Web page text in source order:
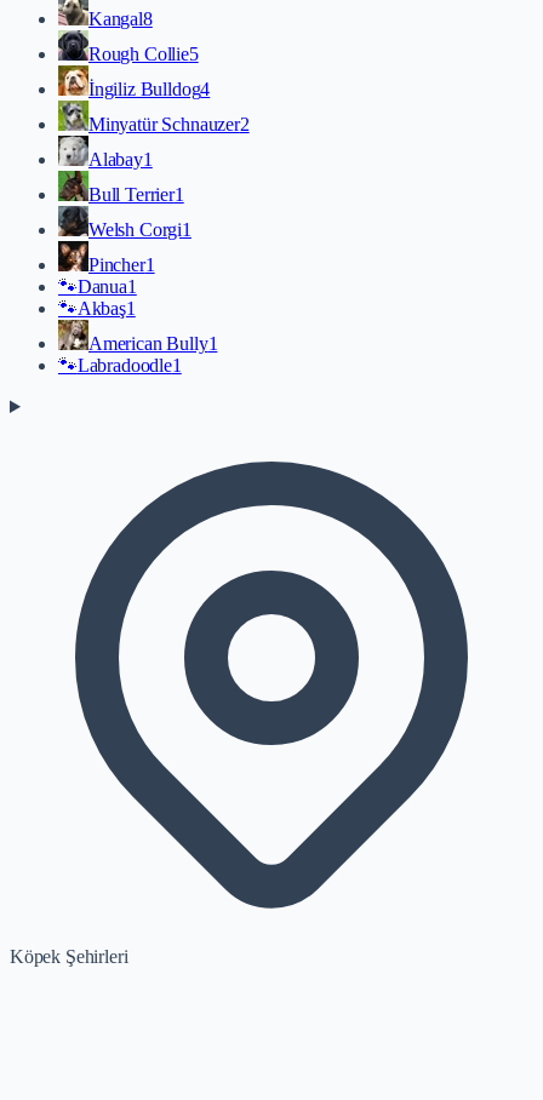
Kangal8
Rough Collie5
İngiliz Bulldog4
Minyatür Schnauzer2
Alabay1
Bull Terrier1
Welsh Corgi1
Pincher1
🐾Danua1
🐾Akbaş1
American Bully1
🐾Labradoodle1
Köpek Şehirleri